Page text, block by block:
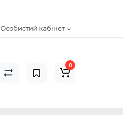
Особистий кабінет
0